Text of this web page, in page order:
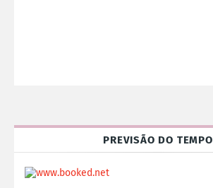
PREVISÃO DO TEMPO